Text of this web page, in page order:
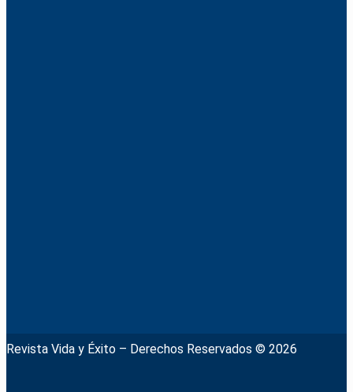
Revista Vida y Éxito – Derechos Reservados © 2026